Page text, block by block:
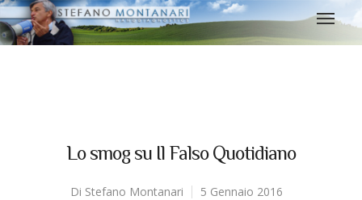
Lo smog su Il Falso Quotidiano
Di Stefano Montanari
5 Gennaio 2016